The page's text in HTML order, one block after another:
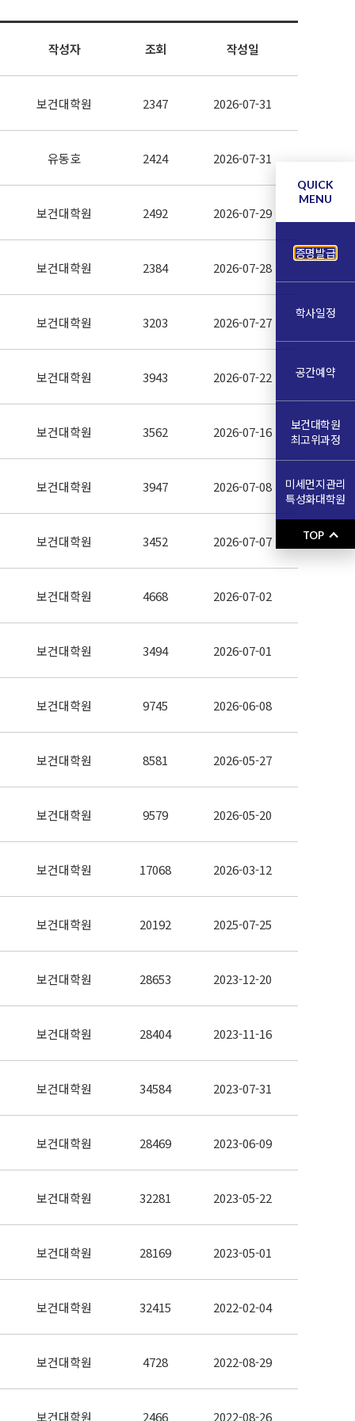
작성자 조회 작성일
보건대학원 2347 2026-07-31
유동호 2424 2026-07-31
보건대학원 2492 2026-07-29
보건대학원 2384 2026-07-28
보건대학원 3203 2026-07-27
보건대학원 3943 2026-07-22
보건대학원 3562 2026-07-16
보건대학원 3947 2026-07-08
보건대학원 3452 2026-07-07
보건대학원 4668 2026-07-02
보건대학원 3494 2026-07-01
보건대학원 9745 2026-06-08
보건대학원 8581 2026-05-27
보건대학원 9579 2026-05-20
보건대학원 17068 2026-03-12
보건대학원 20192 2025-07-25
보건대학원 28653 2023-12-20
보건대학원 28404 2023-11-16
보건대학원 34584 2023-07-31
보건대학원 28469 2023-06-09
보건대학원 32281 2023-05-22
보건대학원 28169 2023-05-01
보건대학원 32415 2022-02-04
보건대학원 4728 2022-08-29
보건대학원 2466 2022-08-26
QUICK
MENU
증명발급
학사일정
공간예약
보건대학원
최고위과정
미세먼지관리
특성화대학원
TOP